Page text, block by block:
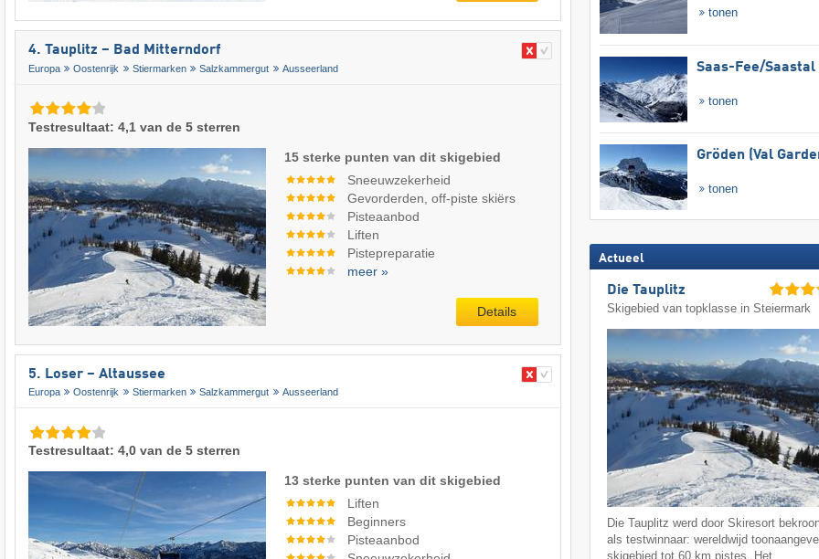
4. Tauplitz – Bad Mitterndorf
Europa Oostenrijk Stiermarken Salzkammergut Ausseerland
Testresultaat: 4,1 van de 5 sterren
15 sterke punten van dit skigebied
Sneeuwzekerheid
Gevorderden, off-piste skiërs
Pisteaanbod
Liften
Pistepreparatie
meer »
Details
5. Loser – Altaussee
Europa Oostenrijk Stiermarken Salzkammergut Ausseerland
Testresultaat: 4,0 van de 5 sterren
13 sterke punten van dit skigebied
Liften
Beginners
Pisteaanbod
tonen
Saas-Fee/​Saastal
tonen
Gröden (Val
tonen
Actueel
Die Tauplitz
Skigebied van topklasse in Steiermark
Die Tauplitz werd door Skiresort
als testwinnaar: wereldwijd
skigebied tot 60 km pistes. Het